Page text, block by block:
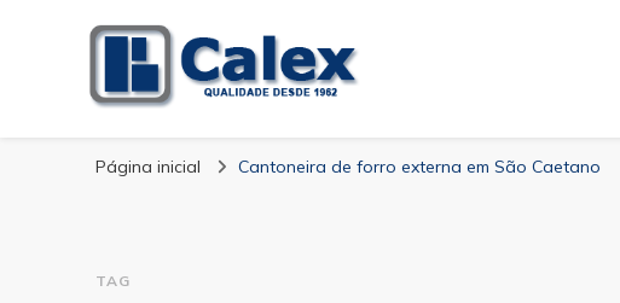
Calex Equipamentos
Página inicial Cantoneira de forro externa em São Caetano
TAG